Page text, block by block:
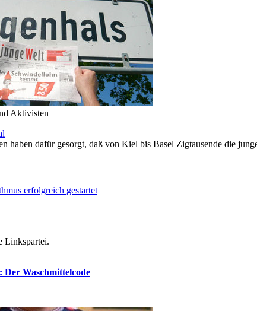
Aktivisten
haben dafür gesorgt, daß von Kiel bis Basel Zigtausende die
erfolgreich gestartet
Linkspartei.
Der Waschmittelcode